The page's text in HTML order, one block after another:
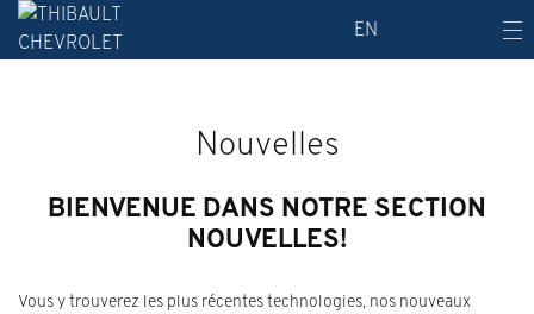
EN
Nouvelles
BIENVENUE DANS NOTRE SECTION
NOUVELLES!
Vous y trouverez les plus récentes technologies, nos nouveaux